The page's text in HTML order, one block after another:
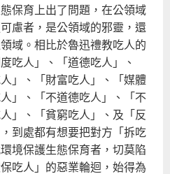
保育上出了問題，在公領域
慮者，是公領域的邪靈，還
域。相比於魯迅禮教吃人的
吃人」、「道德吃人」、
」、「財富吃人」、「媒體
」、「不道德吃人」、「不
」、「貧窮吃人」、及「反
到處都有想要把對方「拆吃
境保護生態保育者，切莫陷
吃人」的惡業輪迴，始得為